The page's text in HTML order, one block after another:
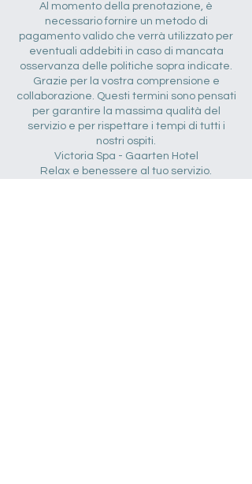
Al momento della prenotazione, è
necessario fornire un metodo di
pagamento valido che verrà utilizzato per
eventuali addebiti in caso di mancata
osservanza delle politiche sopra indicate.
Grazie per la vostra comprensione e
collaborazione. Questi termini sono pensati
per garantire la massima qualità del
servizio e per rispettare i tempi di tutti i
nostri ospiti.
Victoria Spa - Gaarten Hotel
Relax e benessere al tuo servizio.